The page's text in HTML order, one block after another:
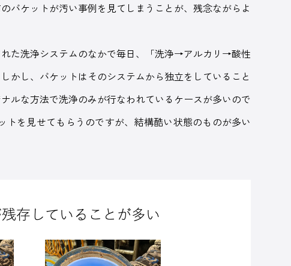
バケットが汚い事例を見てしまうことが、残念ながらよ
た洗浄システムのなかで毎日、「洗浄→アルカリ→酸性
かし、バケットはそのシステムから独立をしていること
ルな方法で洗浄のみが行なわれているケースが多いので
トを見せてもらうのですが、結構酷い状態のものが多い